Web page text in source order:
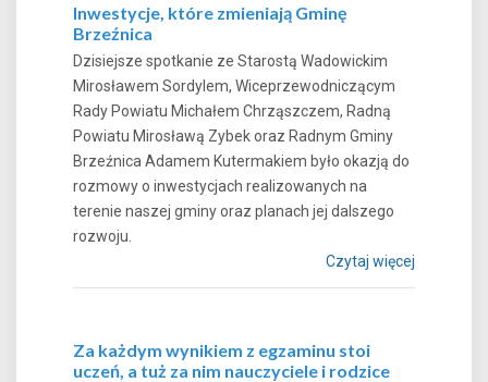
Inwestycje, które zmieniają Gminę
Brzeźnica
Dzisiejsze spotkanie ze Starostą Wadowickim
Mirosławem Sordylem, Wiceprzewodniczącym
Rady Powiatu Michałem Chrząszczem, Radną
Powiatu Mirosławą Zybek oraz Radnym Gminy
Brzeźnica Adamem Kutermakiem było okazją do
rozmowy o inwestycjach realizowanych na
terenie naszej gminy oraz planach jej dalszego
rozwoju.
Czytaj więcej
Za każdym wynikiem z egzaminu stoi
uczeń, a tuż za nim nauczyciele i rodzice